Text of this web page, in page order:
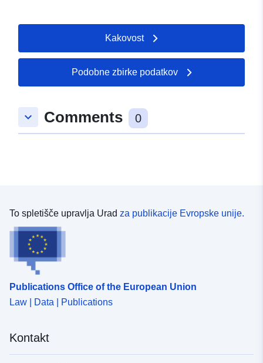
Kakovost
Podobne zbirke podatkov
keyboard_arrow_down Comments 0
To spletišče upravlja Urad za publikacije Evropske unije.
Publications Office of the European Union
Law | Data | Publications
Kontakt